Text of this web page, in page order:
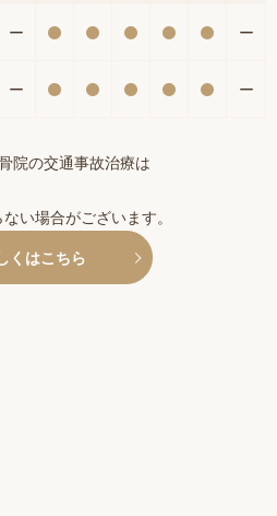
ー ー
ー ー
院の交通事故治療は
い場合がございます。
くはこちら